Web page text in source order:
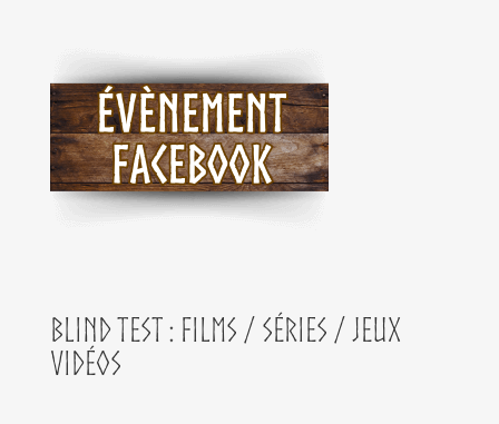
BLIND TEST : Films / Séries / Jeux
vidéos